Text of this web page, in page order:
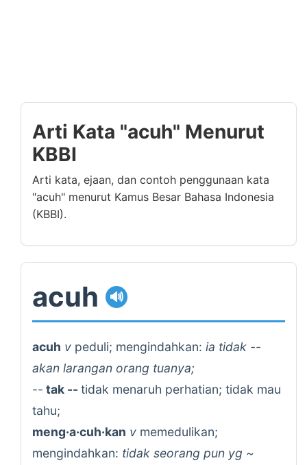
Arti Kata "acuh" Menurut
KBBI
Arti kata, ejaan, dan contoh penggunaan kata
"acuh" menurut Kamus Besar Bahasa Indonesia
(KBBI).
acuh 🔊
acuh v peduli; mengindahkan: ia tidak --
akan larangan orang tuanya;
-- tak -- tidak menaruh perhatian; tidak mau
tahu;
meng·a·cuh·kan v memedulikan;
mengindahkan: tidak seorang pun yg ~